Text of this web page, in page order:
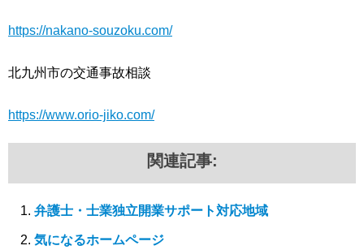
https://nakano-souzoku.com/
北九州市の交通事故相談
https://www.orio-jiko.com/
関連記事:
弁護士・士業独立開業サポート対応地域
気になるホームページ